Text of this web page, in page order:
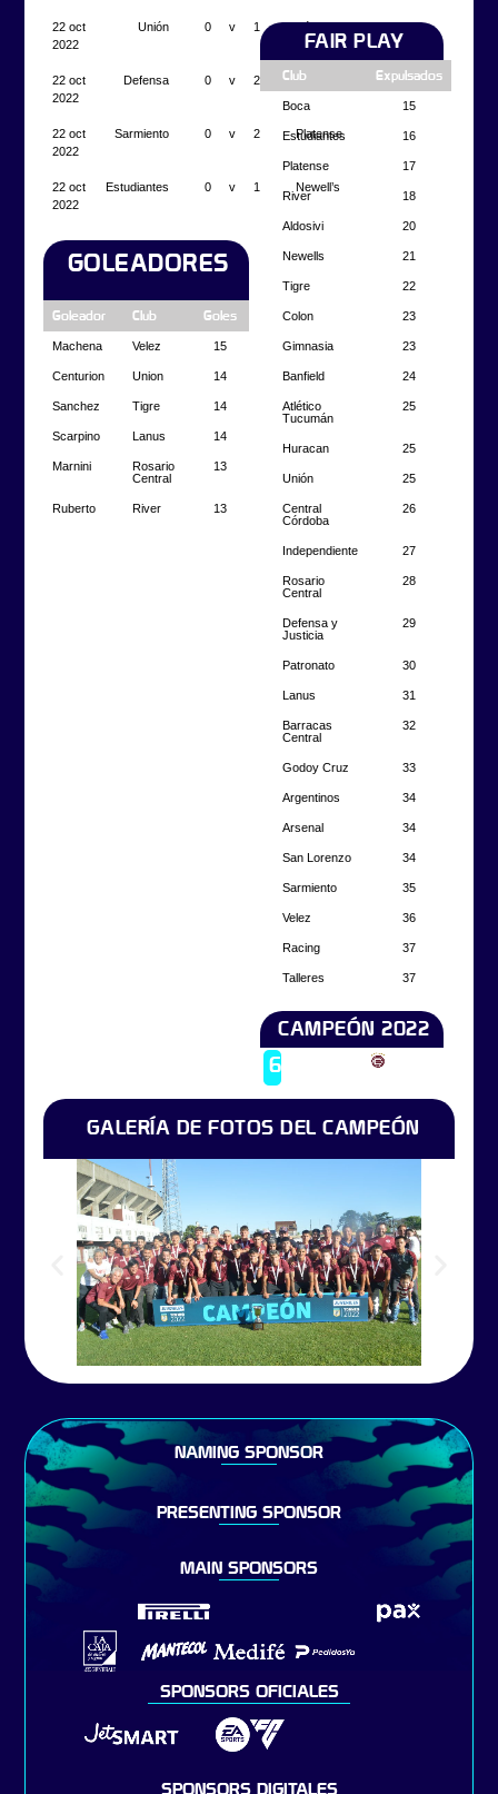
22 oct
2022
Unión 0 v 1
22 oct
2022
Defensa 0 v 2 Boca Juniors
22 oct
2022
Sarmiento 0 v 2 Platense
22 oct
2022
Estudiantes 0 v 1 Newell’s
GOLEADORES
Goleador Club Goles
Machena Velez 15
Centurion Union 14
Sanchez Tigre 14
Scarpino Lanus 14
Marnini
Rosario
Central
13
Ruberto River 13
FAIR PLAY
Club Expulsados
Boca 15
Estudiantes 16
Platense 17
River 18
Aldosivi 20
Newells 21
Tigre 22
Colon 23
Gimnasia 23
Banfield 24
Atlético
Tucumán
25
Huracan 25
Unión 25
Central
Córdoba
26
Independiente 27
Rosario
Central
28
Defensa y
Justicia
29
Patronato 30
Lanus 31
Barracas
Central
32
Godoy Cruz 33
Argentinos 34
Arsenal 34
San Lorenzo 34
Sarmiento 35
Velez 36
Racing 37
Talleres 37
CAMPEÓN 2022
6Campeón
2022
GALERÍA DE FOTOS DEL CAMPEÓN
NAMING SPONSOR
PRESENTING SPONSOR
MAIN SPONSORS
SPONSORS OFICIALES
SPONSORS DIGITALES